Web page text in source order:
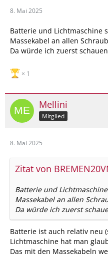
8. Mai 2025
Batterie und Lichtmaschine
Massekabel an allen
Da würde ich zuerst
1
Mellini
Mitglied
8. Mai 2025
Zitat von
Batterie und
Massekabel an allen
Da würde ich zuerst
Batterie ist auch relativ neu
Lichtmaschine hat man
Das mit den Massekabeln